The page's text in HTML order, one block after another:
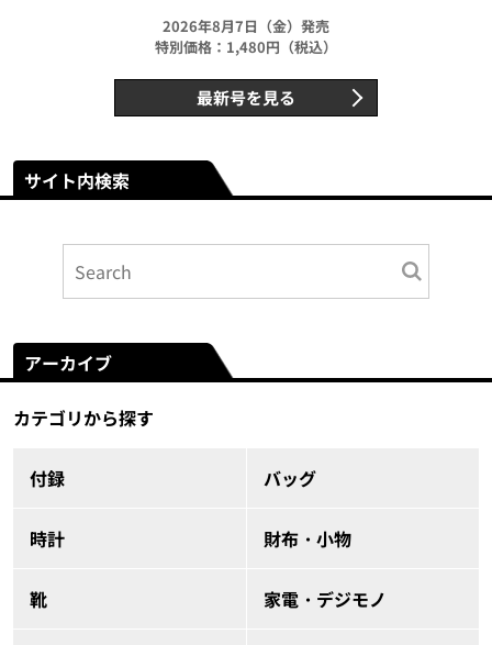
2026年8月7日（金）発売
特別価格：1,480円（税込）
最新号を見る
サイト内検索
アーカイブ
カテゴリから探す
付録 バッグ
時計 財布・小物
靴 家電・デジモノ